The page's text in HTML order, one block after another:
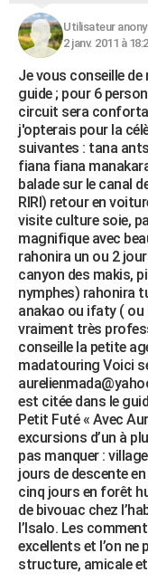
Utilisateur
2 janv. 2011 à
Je vous conseille de
guide ; pour 6
circuit sera
j'opterais pour la
suivantes : tana
fiana fiana
balade sur le canal
RIRI) retour en
visite culture soie,
magnifique avec
rahonira un ou 2
canyon des makis,
nymphes) rahonira
anakao ou ifaty ( ou
vraiment très
conseille la petite
madatouring Voici
est citée dans le
Petit Futé « Avec
excursions d’un à
pas manquer :
jours de descente
cinq jours en forêt
de bivouac chez
l’Isalo. Les
excellents et l’on
structure, amicale